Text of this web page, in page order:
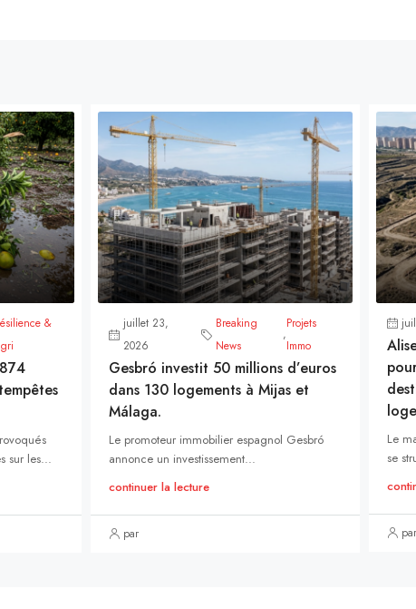
&
sur les...
juillet 23,
2026
Breaking
News
,
Projets
Immo
Gesbró investit 50 millions d’euros
dans 130 logements à Mijas et
Málaga.
Le promoteur immobilier espagnol Gesbró
annonce un investissement...
continuer la lecture
par
Le
se
par